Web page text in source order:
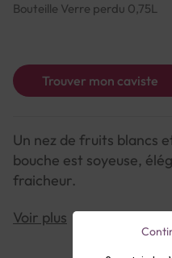
Bouteille Verre perdu 0,75L
Trouver mon caviste
Un nez de fruits blancs
bouche est soyeuse,
fraicheur.
Le vin blanc Cistus
poissons cuisinés, du
Voir plus